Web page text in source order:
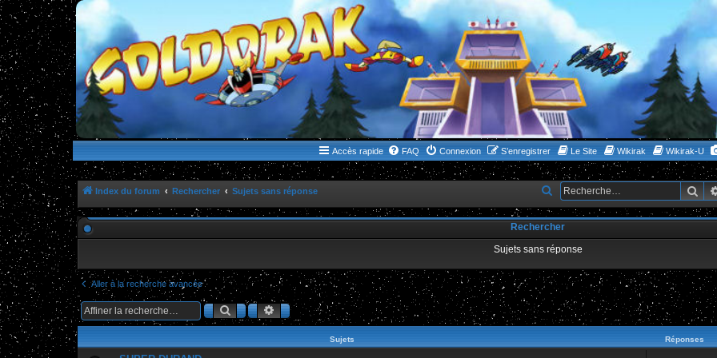
WWW.GOLDORAKGO.COM
le site de la Lune Rouge
Accès rapide FAQ Connexion S’enregistrer Le Site Wikirak Wikirak-U
Index du forum Rechercher Sujets sans réponse
e
c
h
e
r
h
e
Rechercher
Sujets sans réponse
Aller à la recherche avancée
RechercherRecherche avancée
Sujets Réponses